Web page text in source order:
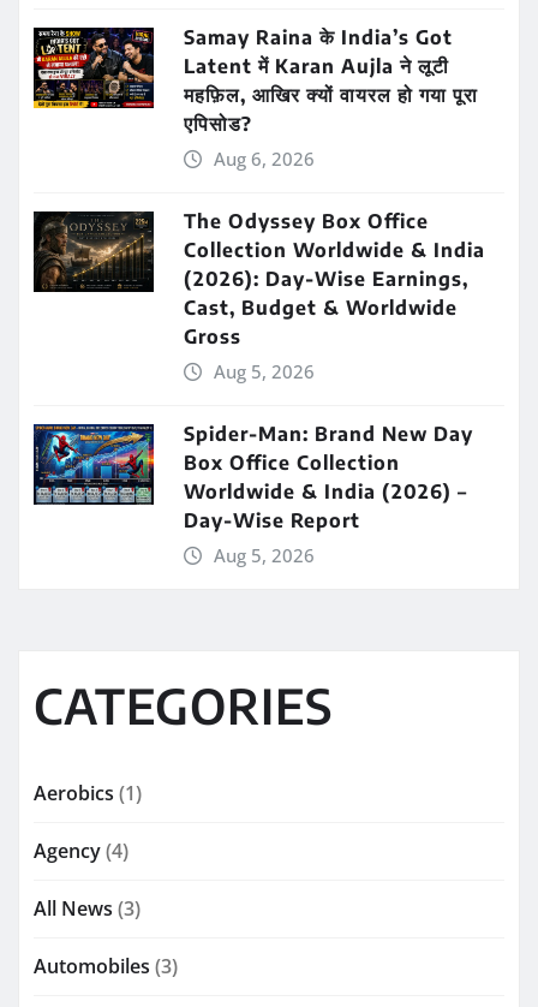
Samay Raina के India’s Got
Latent में Karan Aujla ने लूटी
महफ़िल, आखिर क्यों वायरल हो गया पूरा
एपिसोड?
Aug 6, 2026
The Odyssey Box Office
Collection Worldwide & India
(2026): Day-Wise Earnings,
Cast, Budget & Worldwide
Gross
Aug 5, 2026
Spider-Man: Brand New Day
Box Office Collection
Worldwide & India (2026) –
Day-Wise Report
Aug 5, 2026
CATEGORIES
Aerobics (1)
Agency(4)
All News (3)
Automobiles (3)